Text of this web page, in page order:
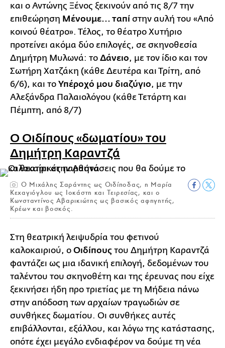
και ο Αντώνης Ξένος ξεκινούν από τις 8/7 την
επιθεώρηση Μένουμε... ταπί στην αυλή του «Από
κοινού θέατρο». Τέλος, το θέατρο Χυτήριο
προτείνει ακόμα δύο επιλογές, σε σκηνοθεσία
Δημήτρη Μυλωνά: το Δάνειο, με τον ίδιο και τον
Σωτήρη Χατζάκη (κάθε Δευτέρα και Τρίτη, από
6/6), και το Υπέροχό μου διαζύγιο, με την
Αλεξάνδρα Παλαιολόγου (κάθε Τετάρτη και
Πέμπτη, από 8/7)
Ο Οιδίπους «δωματίου» του
Δημήτρη Καραντζά
O Μιχάλης Σαράντης ως Οιδίποδας, η Μαρία
Κεχαγιόγλου ως Ιοκάστη και Τειρεσίας, και ο
Κωνσταντίνος Αβαρικιώτης ως βασικός αφηγητής,
Κρέων και βοσκός.
Στη θεατρική λειψυδρία του φετινού
καλοκαιριού, ο Οιδίπους του Δημήτρη Καραντζά
φαντάζει ως μια ιδανική επιλογή, δεδομένων του
ταλέντου του σκηνοθέτη και της έρευνας που είχε
ξεκινήσει ήδη προ τριετίας με τη Μήδεια πάνω
στην απόδοση των αρχαίων τραγωδιών σε
συνθήκες δωματίου. Οι συνθήκες αυτές
επιβάλλονται, εξάλλου, και λόγω της κατάστασης,
οπότε έχει μεγάλο ενδιαφέρον να δούμε τη νέα